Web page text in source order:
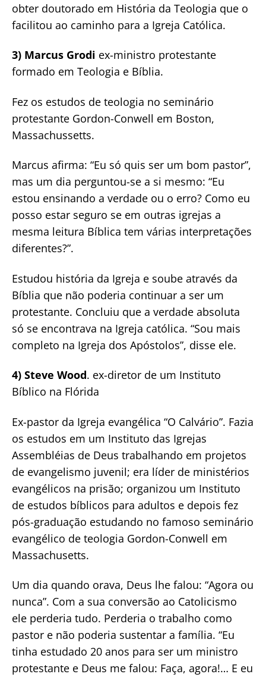
obter doutorado em História da Teologia que o
facilitou ao caminho para a Igreja Católica.
3) Marcus Grodi ex-ministro protestante
formado em Teologia e Bíblia.
Fez os estudos de teologia no seminário
protestante Gordon-Conwell em Boston,
Massachussetts.
Marcus afirma: “Eu só quis ser um bom pastor”,
mas um dia perguntou-se a si mesmo: “Eu
estou ensinando a verdade ou o erro? Como eu
posso estar seguro se em outras igrejas a
mesma leitura Bíblica tem várias interpretações
diferentes?”.
Estudou história da Igreja e soube através da
Bíblia que não poderia continuar a ser um
protestante. Concluiu que a verdade absoluta
só se encontrava na Igreja católica. “Sou mais
completo na Igreja dos Apóstolos”, disse ele.
4) Steve Wood. ex-diretor de um Instituto
Bíblico na Flórida
Ex-pastor da Igreja evangélica “O Calvário”. Fazia
os estudos em um Instituto das Igrejas
Assembléias de Deus trabalhando em projetos
de evangelismo juvenil; era líder de ministérios
evangélicos na prisão; organizou um Instituto
de estudos bíblicos para adultos e depois fez
pós-graduação estudando no famoso seminário
evangélico de teologia Gordon-Conwell em
Massachusetts.
Um dia quando orava, Deus lhe falou: “Agora ou
nunca”. Com a sua conversão ao Catolicismo
ele perderia tudo. Perderia o trabalho como
pastor e não poderia sustentar a família. “Eu
tinha estudado 20 anos para ser um ministro
protestante e Deus me falou: Faça, agora!… E eu